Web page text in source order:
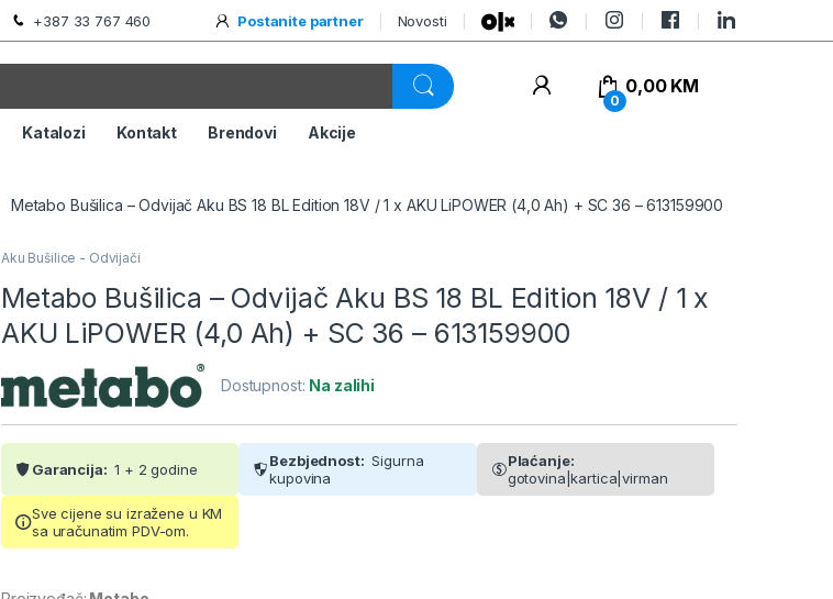
+387 33 767 460 Postanite partner Novosti
0
0,00 KM
Katalozi Kontakt Brendovi Akcije
Metabo Bušilica – Odvijač Aku BS 18 BL Edition 18V / 1 x AKU LiPOWER (4,0 Ah) + SC 36 – 613159900
Aku Bušilice - Odvijači
Metabo Bušilica – Odvijač Aku BS 18 BL Edition 18V / 1 x
AKU LiPOWER (4,0 Ah) + SC 36 – 613159900
Dostupnost: Na zalihi
Garancija: 1 + 2 godine Bezbjednost: Sigurna
kupovina
Plaćanje:
gotovina|kartica|virman
Sve cijene su izražene u KM
sa uračunatim PDV-om.